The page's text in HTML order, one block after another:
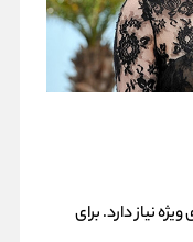
نیاز دارد. برای